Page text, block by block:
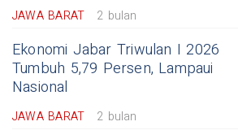
JAWA BARAT 2 bulan
Ekonomi Jabar Triwulan I 2026
Tumbuh 5,79 Persen, Lampaui
Nasional
JAWA BARAT 2 bulan